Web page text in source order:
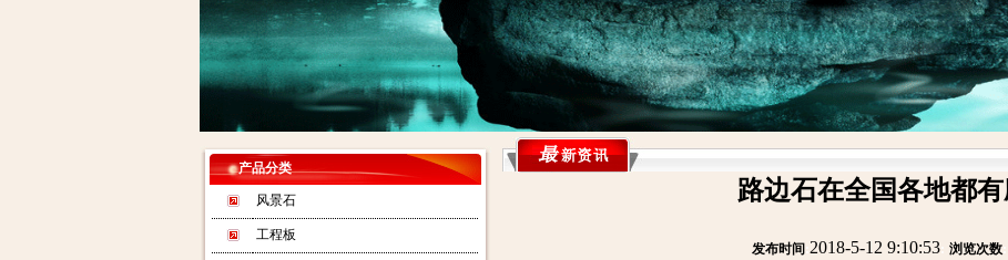
产品分类
风景石
工程板
路边石在全国各地都有
发布时间 2018-5-12 9:10:53: 浏览次数: